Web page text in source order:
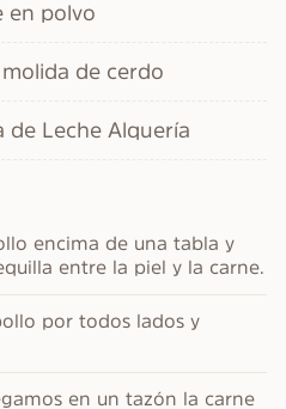
en polvo
de cerdo
de Leche Alquería
encima de una tabla y
entre la piel y la carne.
por todos lados y
en un tazón la carne